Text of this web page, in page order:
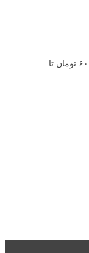
محدوده قیمت: ۶۰,۰۰۰ تومان تا